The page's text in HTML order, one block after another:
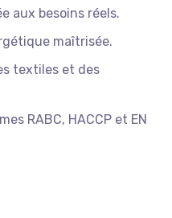
aux besoins réels.
maîtrisée.
textiles et des
RABC, HACCP et EN